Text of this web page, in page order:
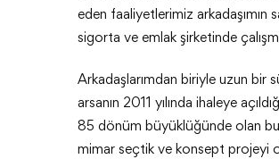
eden faaliyetlerimiz arkadaşımın
sigorta ve emlak şirketinde
Arkadaşlarımdan biriyle uzun bir
arsanın 2011 yılında ihaleye
85 dönüm büyüklüğünde olan bu
mimar seçtik ve konsept projeyi